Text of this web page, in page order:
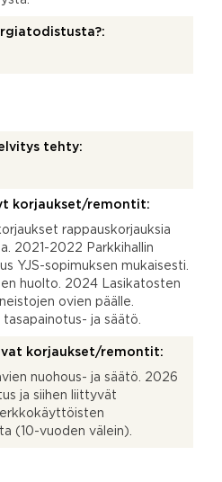
tehty:
korjaukset/remontit:
rappauskorjauksia
2021-2022 Parkkihallin
YJS-sopimuksen mukaisesti.
huolto. 2024 Lasikatosten
ovien päälle.
ja säätö.
korjaukset/remontit:
nuohous- ja säätö. 2026
ja siihen liittyvät
(10-vuoden välein).